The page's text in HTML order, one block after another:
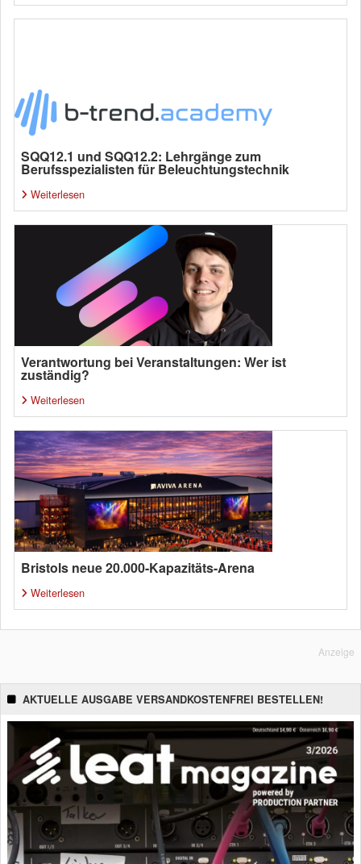
SQQ12.1 und SQQ12.2: Lehrgänge zum
Berufsspezialisten für Beleuchtungstechnik
Weiterlesen
Verantwortung bei Veranstaltungen: Wer ist
zuständig?
Weiterlesen
Bristols neue 20.000-Kapazitäts-Arena
Weiterlesen
Anzeige
AKTUELLE AUSGABE VERSANDKOSTENFREI BESTELLEN!